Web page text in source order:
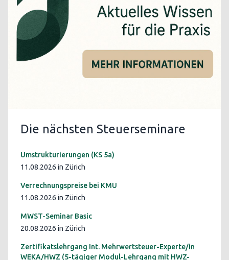
Die nächsten Steuerseminare
Umstrukturierungen (KS 5a)
11.08.2026 in Zürich
Verrechnungspreise bei KMU
11.08.2026 in Zürich
MWST-Seminar Basic
20.08.2026 in Zürich
Zertifikatslehrgang Int. Mehrwertsteuer-Experte/in
WEKA/HWZ (5-tägiger Modul-Lehrgang mit HWZ-